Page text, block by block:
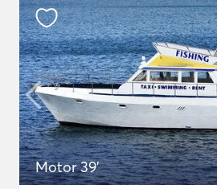
Motor 39'